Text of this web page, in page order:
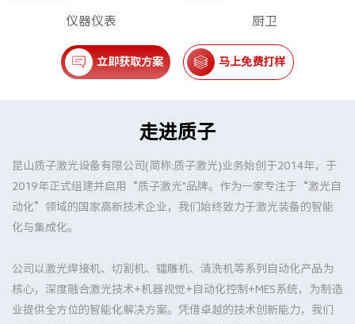
仪器仪表 厨卫
立即获取方案 马上免费打样
走进质子
昆山质子激光设备有限公司(简称:质子激光)业务始创于2014年，于
2019年正式组建并启用“质子激光"品牌。作为一家专注于“激光自
动化”领域的国家高新技术企业，我们始终致力于激光装备的智能
化与集成化。
公司以激光焊接机、切割机、镭雕机、清洗机等系列自动化产品为
核心，深度融合激光技术+机器视觉+自动化控制+MES系统，为制造
业提供全方位的智能化解决方案。凭借卓越的技术创新能力，我们